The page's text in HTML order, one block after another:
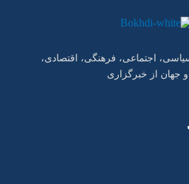
اجتماعی، فرهنگی، اقتصادی،
جهان از خبرگزاری